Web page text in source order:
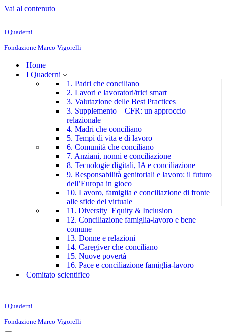
Vai al contenuto
I Quaderni
Fondazione Marco Vigorelli
Home
I Quaderni
1. Padri che conciliano
2. Lavori e lavoratori/trici smart
3. Valutazione delle Best Practices
3. Supplemento – CFR: un approccio
relazionale
4. Madri che conciliano
5. Tempi di vita e di lavoro
6. Comunità che conciliano
7. Anziani, nonni e conciliazione
8. Tecnologie digitali, IA e conciliazione
9. Responsabilità genitoriali e lavoro: il futuro
dell’Europa in gioco
10. Lavoro, famiglia e conciliazione di fronte
alle sfide del virtuale
11. Diversity Equity & Inclusion
12. Conciliazione famiglia-lavoro e bene
comune
13. Donne e relazioni
14. Caregiver che conciliano
15. Nuove povertà
16. Pace e conciliazione famiglia-lavoro
Comitato scientifico
I Quaderni
Fondazione Marco Vigorelli